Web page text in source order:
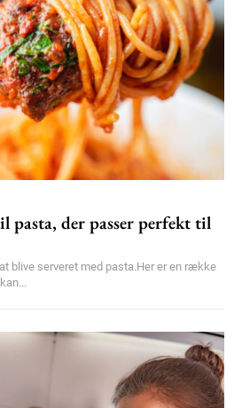
pasta, der passer perfekt til
blive serveret med pasta.Her er en række